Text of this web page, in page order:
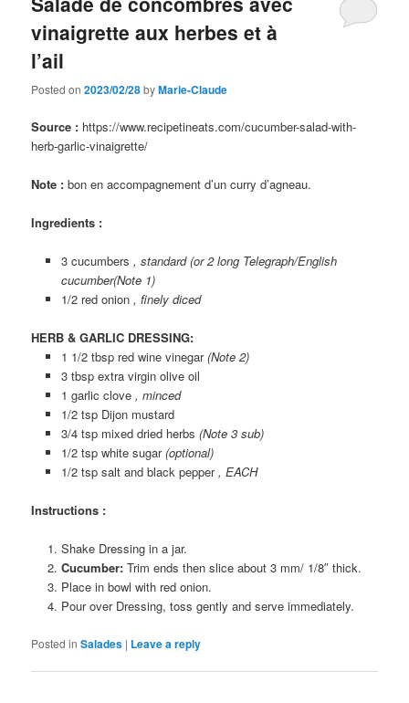
vinaigrette aux herbes et à
l’ail
Posted on2023/02/28byMarie-Claude
Source : https://www.recipetineats.com/cucumber-salad-with-
herb-garlic-vinaigrette/
Note : bon en accompagnement d’un curry d’agneau.
Ingredients :
3 cucumbers , standard (or 2 long Telegraph/English
cucumber(Note 1)
1/2 red onion , finely diced
HERB & GARLIC DRESSING:
1 1/2 tbsp red wine vinegar(Note 2)
3 tbsp extra virgin olive oil
1 garlic clove , minced
1/2 tsp Dijon mustard
3/4 tsp mixed dried herbs (Note 3 sub)
1/2 tsp white sugar(optional)
1/2 tsp salt and black pepper, EACH
Instructions :
Shake Dressing in a jar.
Cucumber:Trim ends then slice about 3 mm/ 1/8″ thick.
Place in bowl with red onion.
Pour over Dressing, toss gently and serve immediately.
Posted in Salades | Leave a reply